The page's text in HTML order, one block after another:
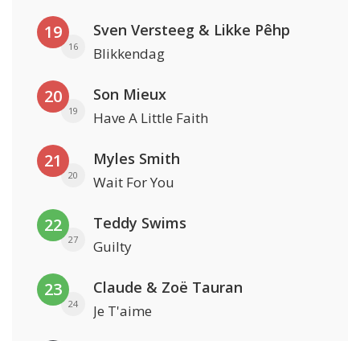
19
16
Sven Versteeg & Likke Pêhp
Blikkendag
20
19
Son Mieux
Have A Little Faith
21
20
Myles Smith
Wait For You
22
27
Teddy Swims
Guilty
23
24
Claude & Zoë Tauran
Je T'aime